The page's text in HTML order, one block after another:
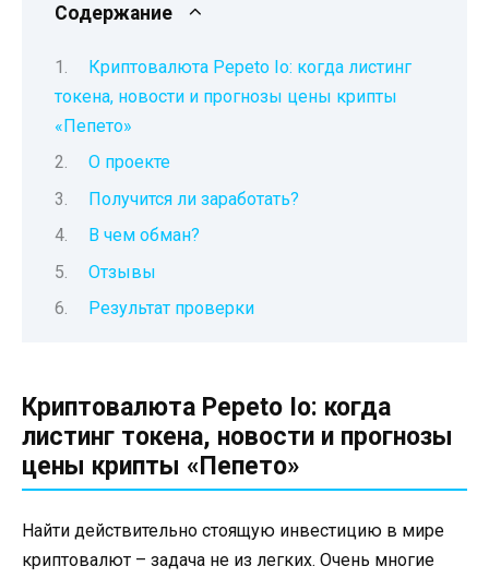
Содержание
Криптовалюта Pepeto Io: когда листинг
токена, новости и прогнозы цены крипты
«Пепето»
О проекте
Получится ли заработать?
В чем обман?
Отзывы
Результат проверки
Криптовалюта Pepeto Io: когда
листинг токена, новости и прогнозы
цены крипты «Пепето»
Найти действительно стоящую инвестицию в мире
криптовалют – задача не из легких. Очень многие